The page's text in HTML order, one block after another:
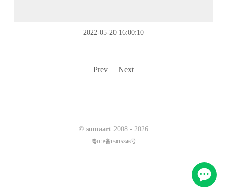
2022-05-20 16:00:10
Prev Next
© sumaart 2008 - 2026
粤ICP备15015346号